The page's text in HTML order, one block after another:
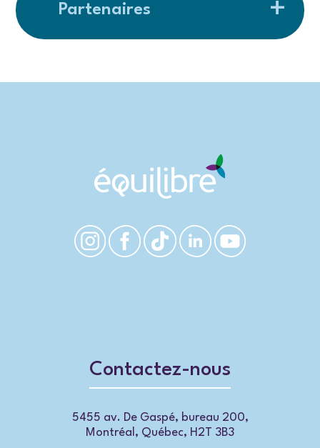
Partenaires
Contactez-nous
5455 av. De Gaspé, bureau 200,
Montréal, Québec, H2T 3B3